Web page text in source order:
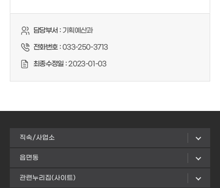
담당부서 :기획예산과
전화번호 :033-250-3713
최종수정일 :2023-01-03
직속/사업소
읍면동
관련누리집(사이트)